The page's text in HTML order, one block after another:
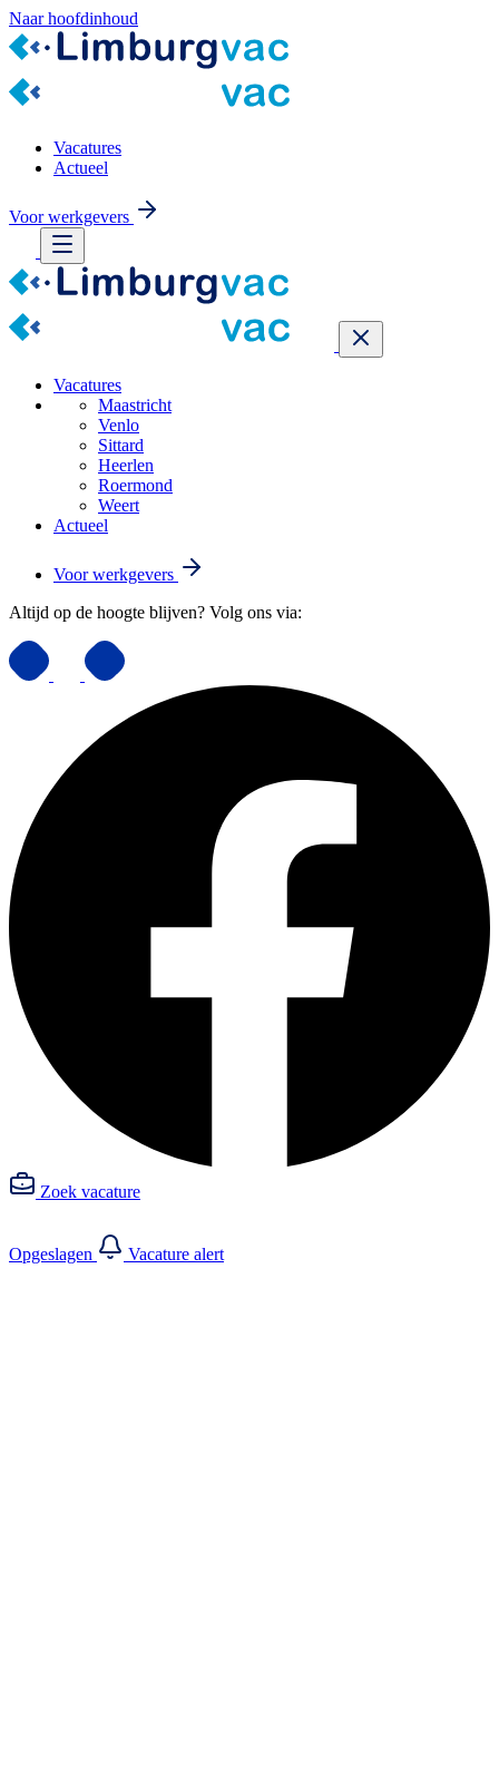
Naar hoofdinhoud
Vacatures
Actueel
Voor werkgevers
Vacatures
Maastricht
Venlo
Sittard
Heerlen
Roermond
Weert
Actueel
Voor werkgevers
Altijd op de hoogte blijven? Volg ons via:
Zoek vacature
Opgeslagen Vacature alert